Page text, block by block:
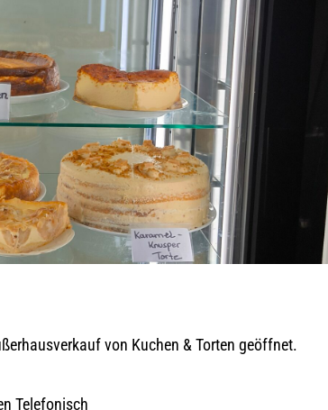
von Kuchen & Torten geöffnet.
Telefonisch